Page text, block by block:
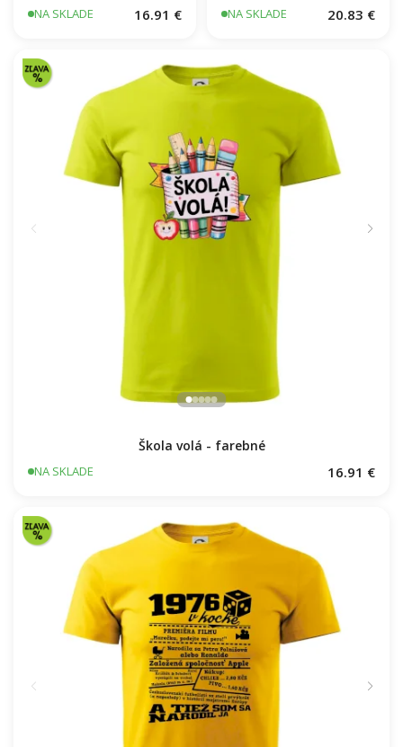
NA SKLADE 16.91 € NA SKLADE 20.83 €
Škola volá - farebné
NA SKLADE 16.91 €